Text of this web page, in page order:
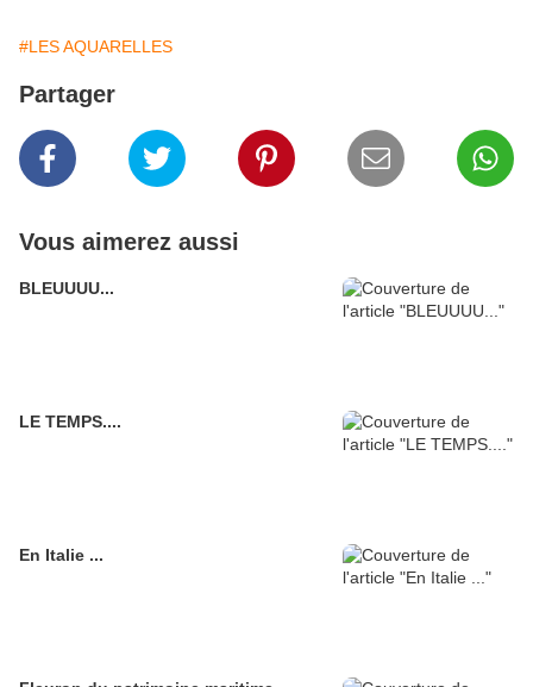
#LES AQUARELLES
Partager
Vous aimerez aussi
BLEUUUU...
LE TEMPS....
En Italie ...